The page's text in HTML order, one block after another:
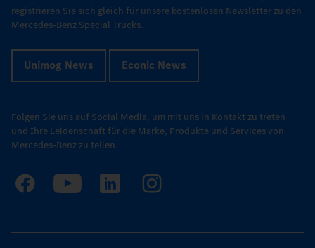
registrieren Sie sich gleich für unsere kostenlosen Newsletter zu den
Mercedes-Benz Special Trucks.
Unimog News Econic News
Folgen Sie uns auf Social Media, um mit uns in Kontakt zu treten
und Ihre Leidenschaft für die Marke, Produkte und Services von
Mercedes-Benz zu teilen.